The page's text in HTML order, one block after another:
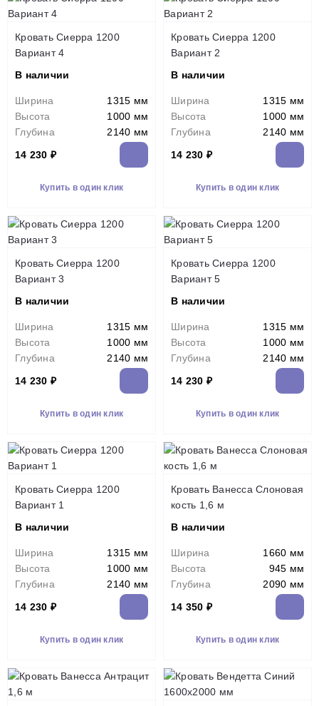
Кровать Сиерра 1200
Вариант 4
В наличии
Ширина
1315 мм
Высота
1000 мм
Глубина
2140 мм
14 230 ₽
Купить в один клик
Кровать Сиерра 1200
Вариант 2
В наличии
Ширина
1315 мм
Высота
1000 мм
Глубина
2140 мм
14 230 ₽
Купить в один клик
Кровать Сиерра 1200
Вариант 3
В наличии
Ширина
1315 мм
Высота
1000 мм
Глубина
2140 мм
14 230 ₽
Купить в один клик
Кровать Сиерра 1200
Вариант 5
В наличии
Ширина
1315 мм
Высота
1000 мм
Глубина
2140 мм
14 230 ₽
Купить в один клик
Кровать Сиерра 1200
Вариант 1
В наличии
Ширина
1315 мм
Высота
1000 мм
Глубина
2140 мм
14 230 ₽
Купить в один клик
Кровать Ванесса Слоновая
кость 1,6 м
В наличии
Ширина
1660 мм
Высота
945 мм
Глубина
2090 мм
14 350 ₽
Купить в один клик